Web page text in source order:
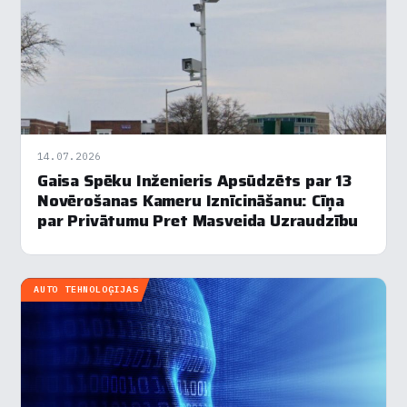
14.07.2026
Gaisa Spēku Inženieris Apsūdzēts par 13
Novērošanas Kameru Iznīcināšanu: Cīņa
par Privātumu Pret Masveida Uzraudzību
AUTO TEHNOLOĢIJAS
▶ Nepieciešamās
▶ Veiktspēja
Noraidīt visu
Saglabāt preferences
Pieņemt visu